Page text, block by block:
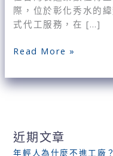
際，位於彰化秀水的
式代工服務，在 […]
接
班，
動
慧
ESG
永
Read More »
近期文章
年輕人為什麼不進工廠